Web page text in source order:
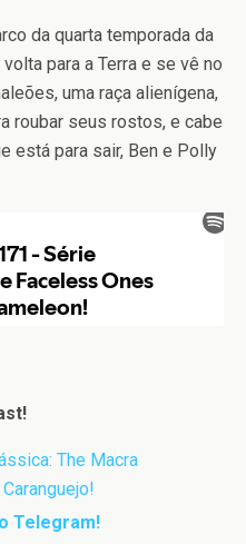
da quarta temporada da
para a Terra e se vê no
uma raça alienígena,
roubar seus rostos, e cabe
está para sair, Ben e Polly
The Macra
Telegram!